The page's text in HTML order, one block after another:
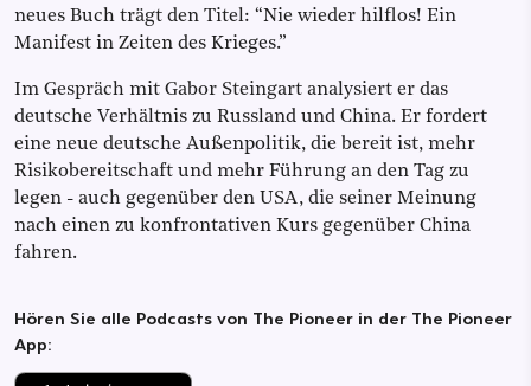
neues Buch trägt den Titel: “Nie wieder hilflos! Ein
Manifest in Zeiten des Krieges.”
Im Gespräch mit Gabor Steingart analysiert er das
deutsche Verhältnis zu Russland und China. Er fordert
eine neue deutsche Außenpolitik, die bereit ist, mehr
Risikobereitschaft und mehr Führung an den Tag zu
legen - auch gegenüber den USA, die seiner Meinung
nach einen zu konfrontativen Kurs gegenüber China
fahren.
Hören Sie alle Podcasts von The Pioneer in der The Pioneer
App: